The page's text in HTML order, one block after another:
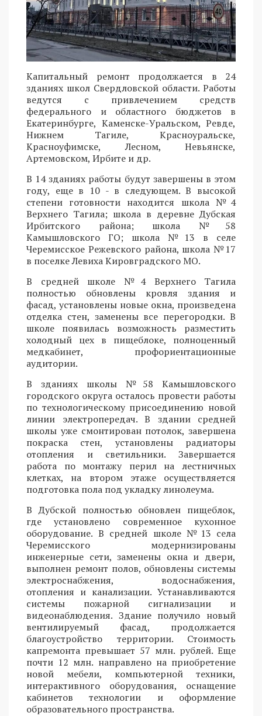
Капитальный ремонт продолжается в 24
зданиях школ Свердловской области. Работы
ведутся с привлечением средств
федерального и областного бюджетов в
Екатеринбурге, Каменске-Уральском, Ревде,
Нижнем Тагиле, Красноуральске,
Красноуфимске, Лесном, Невьянске,
Артемовском, Ирбите и др.
В 14 зданиях работы будут завершены в этом
году, еще в 10 - в следующем. В высокой
степени готовности находится школа №4
Верхнего Тагила; школа в деревне Дубская
Ирбитского района; школа №58
Камышловского ГО; школа №13 в селе
Черемисское Режевского района, школа №17
в поселке Левиха Кировградского МО.
В средней школе №4 Верхнего Тагила
полностью обновлены кровля здания и
фасад, установлены новые окна, произведена
отделка стен, заменены все перегородки. В
школе появилась возможность разместить
холодный цех в пищеблоке, полноценный
медкабинет, профориентационные
аудитории.
В зданиях школы №58 Камышловского
городского округа осталось провести работы
по технологическому присоединению новой
линии электропередач. В здании средней
школы уже смонтирован потолок, завершена
покраска стен, установлены радиаторы
отопления и светильники. Завершается
работа по монтажу перил на лестничных
клетках, на втором этаже осуществляется
подготовка пола под укладку линолеума.
В Дубской полностью обновлен пищеблок,
где установлено современное кухонное
оборудование. В средней школе №13 села
Черемисского модернизированы
инженерные сети, заменены окна и двери,
выполнен ремонт полов, обновлены системы
электроснабжения, водоснабжения,
отопления и канализации. Устанавливаются
системы пожарной сигнализации и
видеонаблюдения. Здание получило новый
вентилируемый фасад, продолжается
благоустройство территории. Стоимость
капремонта превышает 57 млн. рублей. Еще
почти 12 млн. направлено на приобретение
новой мебели, компьютерной техники,
интерактивного оборудования, оснащение
кабинетов технологии и оформление
образовательного пространства.